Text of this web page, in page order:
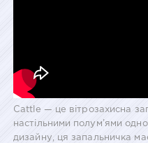
Cattle — це вітрозахисна
настільними полум’ями
дизайну, ця запальничка